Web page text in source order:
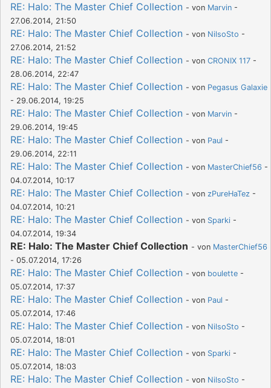
RE: Halo: The Master Chief Collection - von Marvin -
27.06.2014, 21:50
RE: Halo: The Master Chief Collection - von NilsoSto -
27.06.2014, 21:52
RE: Halo: The Master Chief Collection - von CRONIX 117 -
28.06.2014, 22:47
RE: Halo: The Master Chief Collection - von Pegasus Galaxie
- 29.06.2014, 19:25
RE: Halo: The Master Chief Collection - von Marvin -
29.06.2014, 19:45
RE: Halo: The Master Chief Collection - von Paul -
29.06.2014, 22:11
RE: Halo: The Master Chief Collection - von MasterChief56 -
04.07.2014, 10:17
RE: Halo: The Master Chief Collection - von zPureHaTez -
04.07.2014, 10:21
RE: Halo: The Master Chief Collection - von Sparki -
04.07.2014, 19:34
RE: Halo: The Master Chief Collection - von MasterChief56
- 05.07.2014, 17:26
RE: Halo: The Master Chief Collection - von boulette -
05.07.2014, 17:37
RE: Halo: The Master Chief Collection - von Paul -
05.07.2014, 17:46
RE: Halo: The Master Chief Collection - von NilsoSto -
05.07.2014, 18:01
RE: Halo: The Master Chief Collection - von Sparki -
05.07.2014, 18:03
RE: Halo: The Master Chief Collection - von NilsoSto -